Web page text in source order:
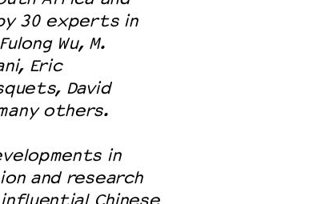
30 experts in
Wu, M.
Eric
David
others.
in
and research